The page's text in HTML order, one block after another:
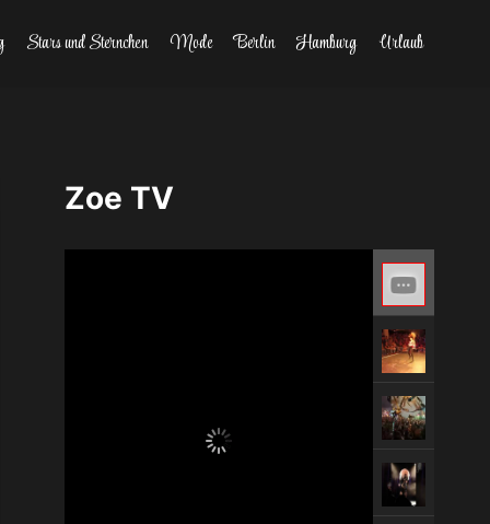
Stars und Sternchen Mode Berlin Hamburg Urlaub
Zoe TV